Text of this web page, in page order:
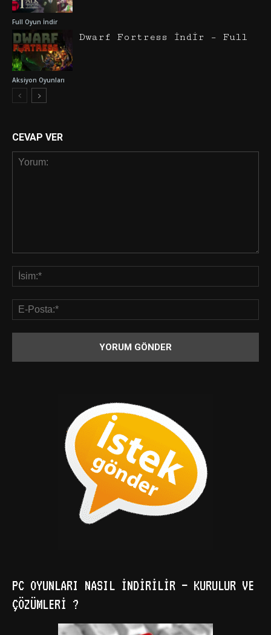
Full Oyun İndir
Aksiyon Oyunları
Dwarf Fortress İndir – Full
CEVAP VER
PC OYUNLARI NASIL İNDIRILIR – KURULUR VE
ÇÖZÜMLERI ?